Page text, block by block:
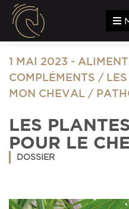
1 MAI 2023 -
COMPLÉMENTS /
MON CHEVAL /
LES
POUR LE
DOSSIER
Panneau de gestion des